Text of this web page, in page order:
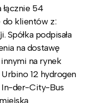
54
do klientów z:
Spółka podpisała
na dostawę
na rynek
12 hydrogen
In-der-City-Bus